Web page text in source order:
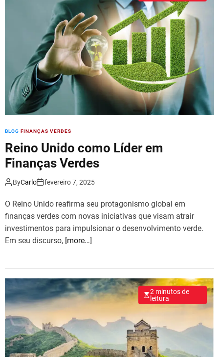
BLOG FINANÇAS VERDES
Reino Unido como Líder em
Finanças Verdes
ByCarlo fevereiro 7, 2025
O Reino Unido reafirma seu protagonismo global em
finanças verdes com novas iniciativas que visam atrair
investimentos para impulsionar o desenvolvimento verde.
Em seu discurso, [more…]
2 minutos de
leitura